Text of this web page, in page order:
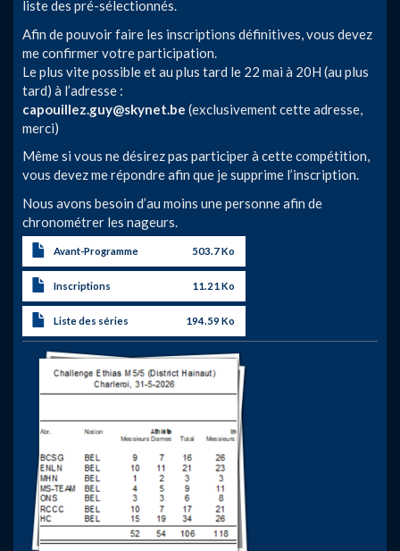
liste des pré-sélectionnés.
Afin de pouvoir faire les inscriptions définitives, vous devez
me confirmer votre participation.
Le plus vite possible et au plus tard le 22 mai à 20H (au plus
tard) à l’adresse :
capouillez.guy@skynet.be (exclusivement cette adresse,
merci)
Même si vous ne désirez pas participer à cette compétition,
vous devez me répondre afin que je supprime l’inscription.
Nous avons besoin d’au moins une personne afin de
chronométrer les nageurs.
Avant-Programme 503.7 Ko
Inscriptions 11.21 Ko
Liste des séries 194.59 Ko